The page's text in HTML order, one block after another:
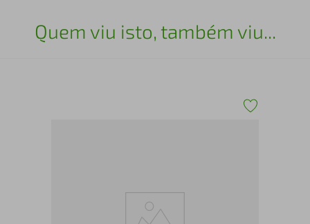
Quem viu isto, também viu...